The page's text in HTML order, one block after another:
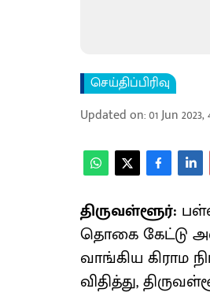
செய்திப்பிரிவு
Updated on:01 Jun 2023,
திருவள்ளூர்:
தொகை கேட்டு
வாங்கிய
விதித்து,